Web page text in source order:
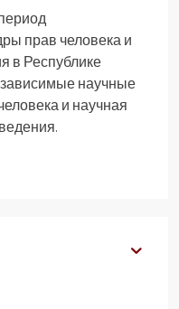
прав человека и
в Республике
научные
и научная